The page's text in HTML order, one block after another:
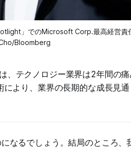
」でのMicrosoft Corp.最高経営
Bloomberg
、テクノロジー業界は2年間の
より、業界の長期的な成長見
なるでしょう。結局のところ、